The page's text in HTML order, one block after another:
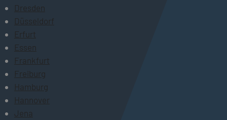
Dresden
Düsseldorf
Erfurt
Essen
Frankfurt
Freiburg
Hamburg
Hannover
Jena